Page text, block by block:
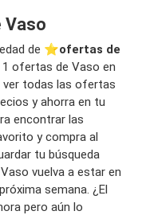
Vaso
de ⭐️ofertas de
ofertas de Vaso en
ver todas las ofertas
y ahorra en tu
encontrar las
y compra al
tu búsqueda
vuelva a estar en
semana. ¿El
pero aún lo